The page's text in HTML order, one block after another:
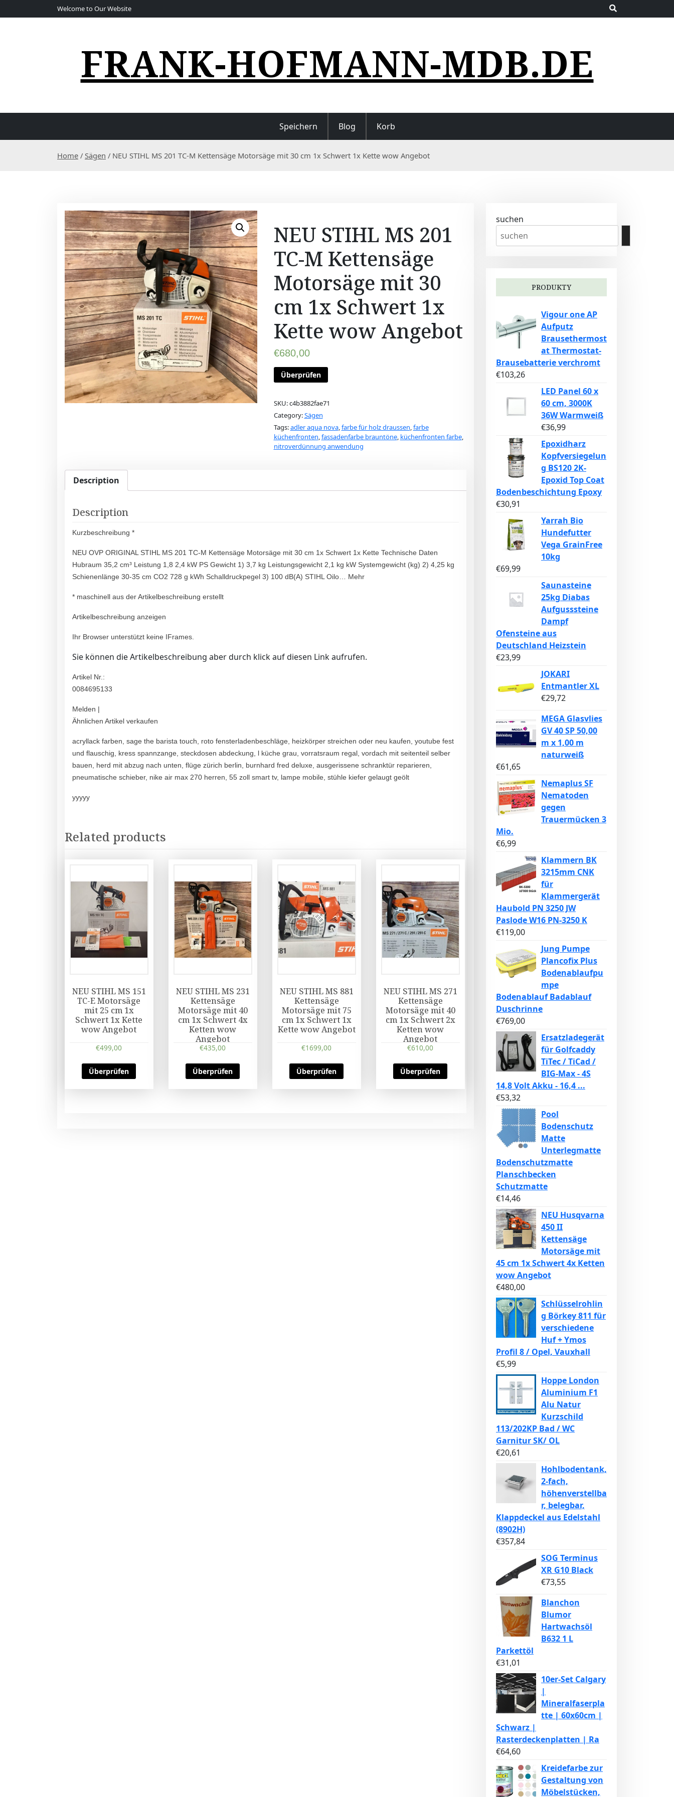
k
t
n
Welcome to Our Website
FRANK-HOFMANN-MDB.DE
Speichern Blog Korb
Home / Sägen / NEU STIHL MS 201 TC-M Kettensäge Motorsäge mit 30 cm 1x Schwert 1x Kette wow Angebot
NEU STIHL MS 201
TC-M Kettensäge
Motorsäge mit 30
cm 1x Schwert 1x
Kette wow Angebot
€680,00
Überprüfen
SKU:c4b3882fae71
Category:Sägen
Tags:adler aqua nova,farbe für holz draussen,farbe
küchenfronten,fassadenfarbe brauntöne, küchenfronten farbe,
nitroverdünnung anwendung
Description
Description
Kurzbeschreibung *
NEU OVP ORIGINAL STIHL MS 201 TC-M Kettensäge Motorsäge mit 30 cm 1x Schwert 1x Kette Technische Daten
Hubraum 35,2 cm³ Leistung 1,8 2,4 kW PS Gewicht 1) 3,7 kg Leistungsgewicht 2,1 kg kW Systemgewicht (kg) 2) 4,25 kg
Schienenlänge 30-35 cm CO2 728 g kWh Schalldruckpegel 3) 100 dB(A) STIHL Oilo… Mehr
* maschinell aus der Artikelbeschreibung erstellt
Artikelbeschreibung anzeigen
Ihr Browser unterstützt keine IFrames.
Sie können die Artikelbeschreibung aber durch klick auf diesen Link aufrufen.
Artikel Nr.:
0084695133
Melden |
Ähnlichen Artikel verkaufen
acryllack farben, sage the barista touch, roto fensterladenbeschläge, heizkörper streichen oder neu kaufen, youtube fest
und flauschig, kress spannzange, steckdosen abdeckung, l küche grau, vorratsraum regal, vordach mit seitenteil selber
bauen, herd mit abzug nach unten, flüge zürich berlin, burnhard fred deluxe, ausgerissene schranktür reparieren,
pneumatische schieber, nike air max 270 herren, 55 zoll smart tv, lampe mobile, stühle kiefer gelaugt geölt
yyyyy
Related products
NEU STIHL MS 151
TC-E Motorsäge
mit 25 cm 1x
Schwert 1x Kette
wow Angebot
€499,00
Überprüfen
NEU STIHL MS 231
Kettensäge
Motorsäge mit 40
cm 1x Schwert 4x
Ketten wow
Angebot
€435,00
Überprüfen
NEU STIHL MS 881
Kettensäge
Motorsäge mit 75
cm 1x Schwert 1x
Kette wow Angebot
€1699,00
Überprüfen
NEU STIHL MS 271
Kettensäge
Motorsäge mit 40
cm 1x Schwert 2x
Ketten wow
Angebot
€610,00
Überprüfen
suchen
PRODUKTY
Vigour one AP
Aufputz
Brausethermost
at Thermostat-
Brausebatterie verchromt
€103,26
LED Panel 60 x
60 cm, 3000K
36W Warmweiß
€36,99
Epoxidharz
Kopfversiegelun
g BS120 2K-
Epoxid Top Coat
Bodenbeschichtung Epoxy
€30,91
Yarrah Bio
Hundefutter
Vega GrainFree
10kg
€69,99
Saunasteine
25kg Diabas
Aufgusssteine
Dampf
Ofensteine aus
Deutschland Heizstein
€23,99
JOKARI
Entmantler XL
€29,72
MEGA Glasvlies
GV 40 SP 50,00
m x 1,00 m
naturweiß
€61,65
Nemaplus SF
Nematoden
gegen
Trauermücken 3
Mio.
€6,99
Klammern BK
3215mm CNK
für
Klammergerät
Haubold PN 3250 JW
Paslode W16 PN-3250 K
€119,00
Jung Pumpe
Plancofix Plus
Bodenablaufpu
mpe
Bodenablauf Badablauf
Duschrinne
€769,00
Ersatzladegerät
für Golfcaddy
TiTec / TiCad /
BIG-Max - 4S
14,8 Volt Akku - 16,4 ...
€53,32
Pool
Bodenschutz
Matte
Unterlegmatte
Bodenschutzmatte
Planschbecken
Schutzmatte
€14,46
NEU Husqvarna
450 II
Kettensäge
Motorsäge mit
45 cm 1x Schwert 4x Ketten
wow Angebot
€480,00
Schlüsselrohlin
g Börkey 811 für
verschiedene
Huf + Ymos
Profil 8 / Opel, Vauxhall
€5,99
Hoppe London
Aluminium F1
Alu Natur
Kurzschild
113/202KP Bad / WC
Garnitur SK/ OL
€20,61
Hohlbodentank,
2-fach,
höhenverstellba
r, belegbar,
Klappdeckel aus Edelstahl
(8902H)
€357,84
SOG Terminus
XR G10 Black
€73,55
Blanchon
Blumor
Hartwachsöl
B632 1 L
Parkettöl
€31,01
10er-Set Calgary
|
Mineralfaserpla
tte | 60x60cm |
Schwarz |
Rasterdeckenplatten | Ra
€64,60
Kreidefarbe zur
Gestaltung von
Möbelstücken,